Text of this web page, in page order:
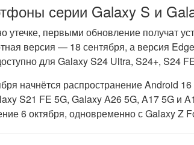
серии Galaxy S и
утечке, первыми обновление получат
версия — 18 сентября, а версия
для Galaxy S24 Ultra, S24+, S24
начнётся распространение Android
S21 FE 5G, Galaxy A26 5G, A17 5G и
6 октября, одновременно с Galaxy Z